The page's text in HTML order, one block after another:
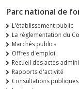
Parc national de
L'établissement public
La réglementation du
Marchés publics
Offres d'emploi
Recueil des actes
Rapports d'activité
Consultations publiques